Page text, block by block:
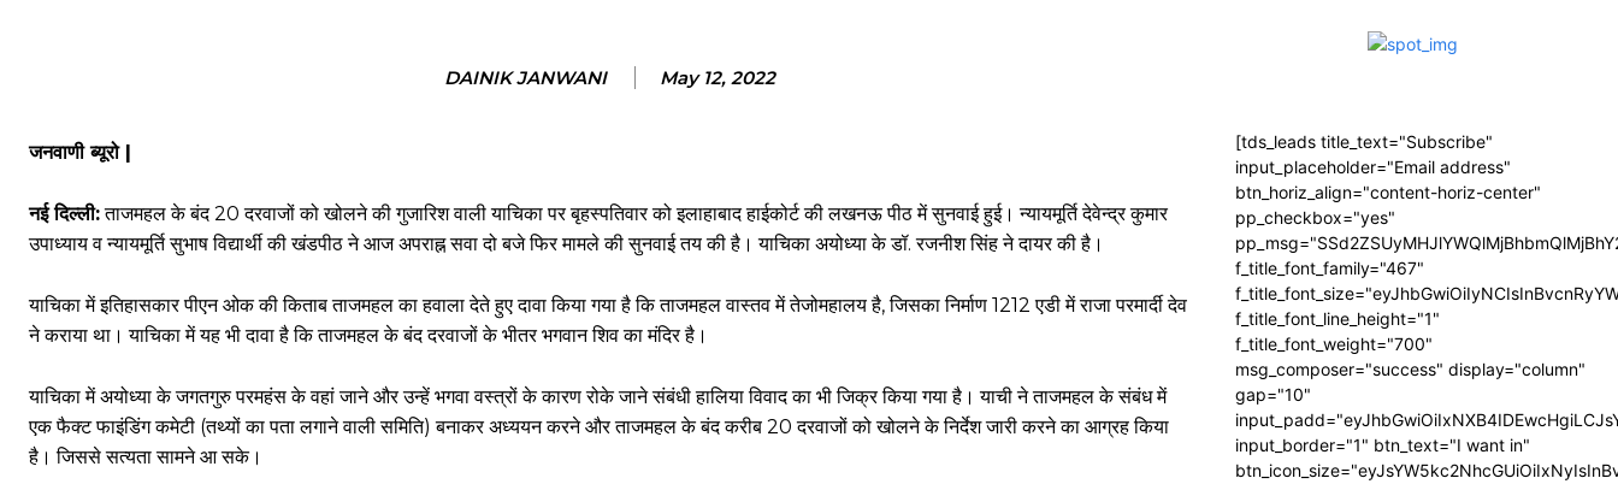
DAINIK JANWANI May 12, 2022
जनवाणी ब्यूरो |
नई दिल्ली:ताजमहल के बंद 20 दरवाजों को खोलने की गुजारिश वाली याचिका पर बृहस्पतिवार को इलाहाबाद हाईकोर्ट की लखनऊ पीठ में सुनवाई हुई। न्यायमूर्ति देवेन्द्र कुमार
उपाध्याय व न्यायमूर्ति सुभाष विद्यार्थी की खंडपीठ ने आज अपराह्न सवा दो बजे फिर मामले की सुनवाई तय की है। याचिका अयोध्या के डॉ. रजनीश सिंह ने दायर की है।
याचिका में इतिहासकार पीएन ओक की किताब ताजमहल का हवाला देते हुए दावा किया गया है कि ताजमहल वास्तव में तेजोमहालय है, जिसका निर्माण 1212 एडी में राजा परमार्दी देव
ने कराया था। याचिका में यह भी दावा है कि ताजमहल के बंद दरवाजों के भीतर भगवान शिव का मंदिर है।
याचिका में अयोध्या के जगतगुरु परमहंस के वहां जाने और उन्हें भगवा वस्त्रों के कारण रोके जाने संबंधी हालिया विवाद का भी जिक्र किया गया है। याची ने ताजमहल के संबंध में
एक फैक्ट फाइंडिंग कमेटी (तथ्यों का पता लगाने वाली समिति) बनाकर अध्ययन करने और ताजमहल के बंद करीब 20 दरवाजों को खोलने के निर्देश जारी करने का आग्रह किया
है। जिससे सत्यता सामने आ सके।
[tds_leads title_text="Subscribe"
input_placeholder="Email address"
btn_horiz_align="content-horiz-center"
pp_checkbox="yes"
f_title_font_family="467"
f_title_font_line_height="1"
f_title_font_weight="700"
msg_composer="success" display="column"
gap="10"
input_border="1" btn_text="I want in"